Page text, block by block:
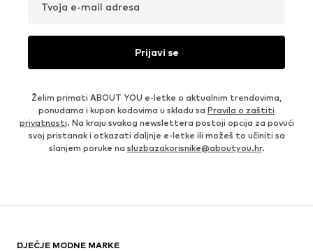
Tvoja e-mail adresa
Prijavi se
Želim primati ABOUT YOU e-letke o aktualnim trendovima,
ponudama i kupon kodovima u skladu sa Pravila o zaštiti
privatnosti. Na kraju svakog newslettera postoji opcija za povući
svoj pristanak i otkazati daljnje e-letke ili možeš to učiniti sa
slanjem poruke na sluzbazakorisnike@aboutyou.hr.
DJEČJE MODNE MARKE